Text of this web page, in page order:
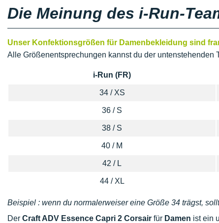
Die Meinung des i-Run-
Unser Konfektionsgrößen für Damenbekleidung sind
Alle Größenentsprechungen kannst du der untenstehenden
i-Run (FR)
34 / XS
36 / S
38 / S
40 / M
42 / L
44 / XL
Beispiel : wenn du normalerweiser eine Größe 34 trägst,
Der Craft ADV Essence Capri 2 Corsair für Damen ist ein